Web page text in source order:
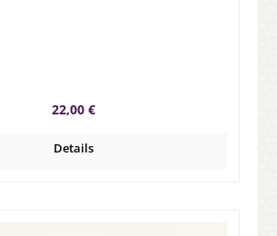
Regulärer Preis:
22,00 €
Details